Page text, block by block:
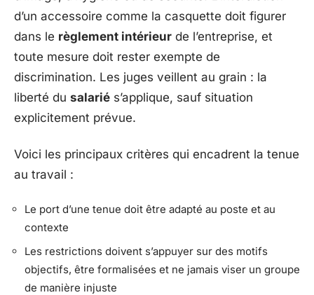
d’un accessoire comme la casquette doit figurer
dans le règlement intérieur de l’entreprise, et
toute mesure doit rester exempte de
discrimination. Les juges veillent au grain : la
liberté du salarié s’applique, sauf situation
explicitement prévue.
Voici les principaux critères qui encadrent la tenue
au travail :
Le port d’une tenue doit être adapté au poste et au
contexte
Les restrictions doivent s’appuyer sur des motifs
objectifs, être formalisées et ne jamais viser un groupe
de manière injuste